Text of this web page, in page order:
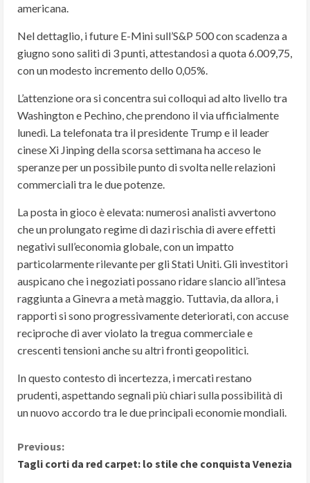
americana.
Nel dettaglio, i future E-Mini sull’S&P 500 con scadenza a
giugno sono saliti di 3 punti, attestandosi a quota 6.009,75,
con un modesto incremento dello 0,05%.
L’attenzione ora si concentra sui colloqui ad alto livello tra
Washington e Pechino, che prendono il via ufficialmente
lunedì. La telefonata tra il presidente Trump e il leader
cinese Xi Jinping della scorsa settimana ha acceso le
speranze per un possibile punto di svolta nelle relazioni
commerciali tra le due potenze.
La posta in gioco è elevata: numerosi analisti avvertono
che un prolungato regime di dazi rischia di avere effetti
negativi sull’economia globale, con un impatto
particolarmente rilevante per gli Stati Uniti. Gli investitori
auspicano che i negoziati possano ridare slancio all’intesa
raggiunta a Ginevra a metà maggio. Tuttavia, da allora, i
rapporti si sono progressivamente deteriorati, con accuse
reciproche di aver violato la tregua commerciale e
crescenti tensioni anche su altri fronti geopolitici.
In questo contesto di incertezza, i mercati restano
prudenti, aspettando segnali più chiari sulla possibilità di
un nuovo accordo tra le due principali economie mondiali.
C
Previous:
Tagli corti da red carpet: lo stile che conquista Venezia